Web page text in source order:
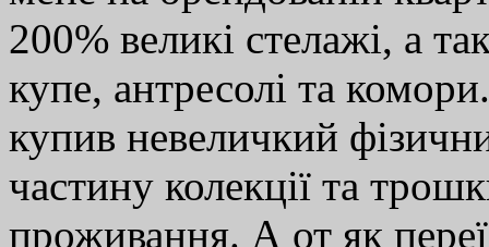
200% великі стелажі, а
купе, антресолі та
купив невеличкий
частину колекції та
проживання. А от як